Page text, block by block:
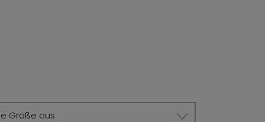
Größe aus